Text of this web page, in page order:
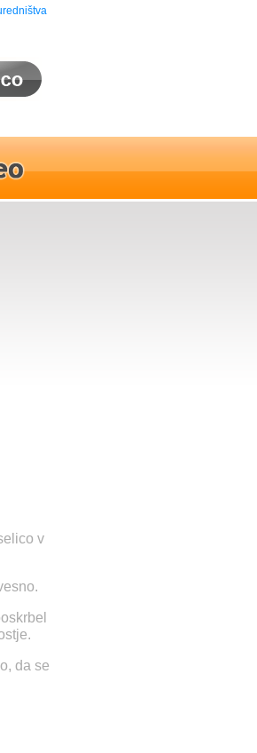
v
da se